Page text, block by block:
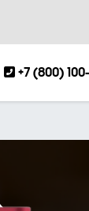
+7 (800)